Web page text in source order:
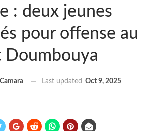
: deux jeunes
pour offense au
Doumbouya
Last updated Oct 9, 2025